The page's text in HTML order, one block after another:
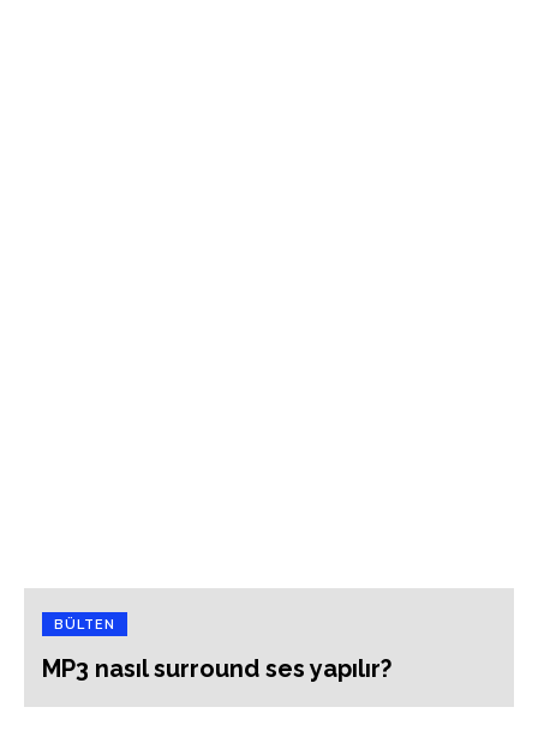
BÜLTEN
MP3 nasıl surround ses yapılır?